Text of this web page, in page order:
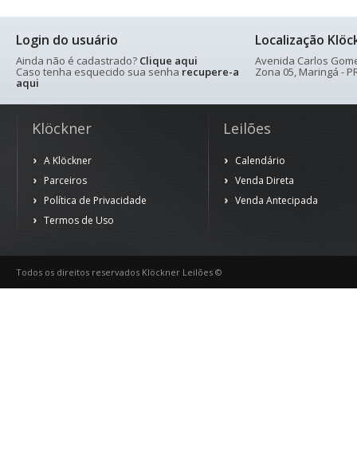
Login do usuário
Ainda não é cadastrado? Clique aqui
Caso tenha esquecido sua senha recupere-a
aqui
Localização
Avenida Carlos
Zona 05, Maringá -
Klöckner
A Klöckner
Parceiros
Política de Privacidade
Termos de Uso
Leilões
Calendário
Venda Direta
Venda Antecipada
Todos os direitos reservados Klöckner Leilões ©